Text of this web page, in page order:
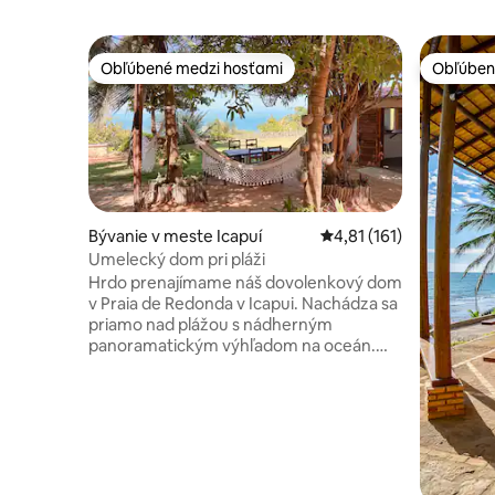
Obľúbené medzi hosťami
Obľúbené medzi hosťami
Bývanie v meste Icapuí Priemerné
4,81 (161)
Umelecký dom pri pláži
Hrdo prenajímame náš dovolenkový dom
v Praia de Redonda v Icapui. Nachádza sa
priamo nad plážou s nádherným
panoramatickým výhľadom na oceán.